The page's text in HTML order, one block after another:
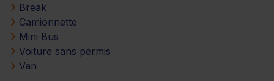
Break
Camionnette
Mini Bus
Voiture sans permis
Van